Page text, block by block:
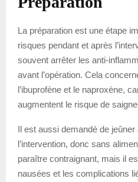
La préparation est une étape
risques pendant et après
souvent arrêter les anti-
avant l’opération. Cela
l’ibuprofène et le naproxène,
augmentent le risque de
Il est aussi demandé de
l’intervention, donc sans
paraître contraignant, mais il
nausées et les complications